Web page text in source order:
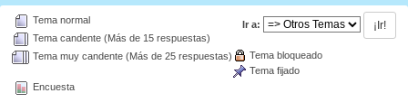
Ir a:
Tema normal
Tema candente (Más de 15 respuestas)
Tema muy candente (Más de 25 respuestas)
Tema bloqueado
Tema fijado
Encuesta